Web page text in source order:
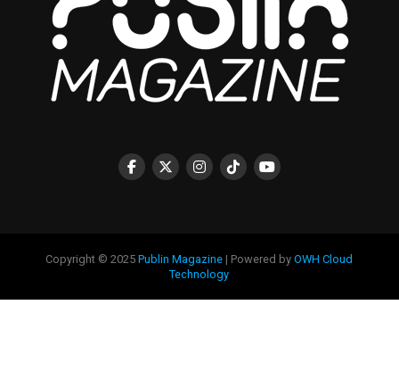
Copyright © 2025Publin Magazine | Powered byOWH Cloud
Technology